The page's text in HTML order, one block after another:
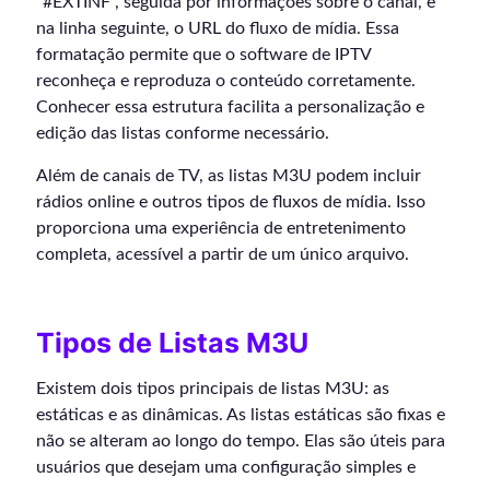
na linha seguinte, o URL do fluxo de mídia. Essa
formatação permite que o software de IPTV
reconheça e reproduza o conteúdo corretamente.
Conhecer essa estrutura facilita a personalização e
edição das listas conforme necessário.
Além de canais de TV, as listas M3U podem incluir
rádios online e outros tipos de fluxos de mídia. Isso
proporciona uma experiência de entretenimento
completa, acessível a partir de um único arquivo.
Tipos de Listas M3U
Existem dois tipos principais de listas M3U: as
estáticas e as dinâmicas. As listas estáticas são fixas e
não se alteram ao longo do tempo. Elas são úteis para
usuários que desejam uma configuração simples e